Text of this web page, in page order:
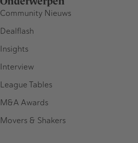
Community Nieuws
Dealflash
Insights
Interview
League Tables
M&A Awards
Movers & Shakers